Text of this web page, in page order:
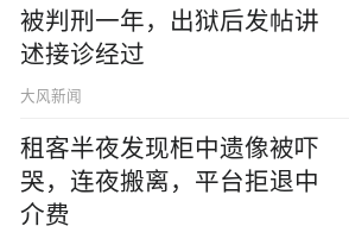
被判刑一年，出狱后发帖讲
述接诊经过
大风新闻
租客半夜发现柜中遗像被吓
哭，连夜搬离，平台拒退中
介费